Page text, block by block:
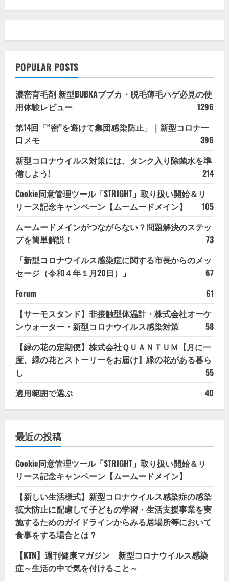
POPULAR POSTS
濃密育毛剤 新型BUBKAブブカ・脱毛薄毛ハゲ必見の使
用体験レビュー
1296
第14回「“密”を避けて集団感染防止」｜新型コロナ一
口メモ
396
新型コロナウイルス対策には、タンク入り除菌水を準
備しよう!
214
Cookie同意管理ツール「STRIGHT」取り扱い開始＆リ
リース記念キャンペーン【ムームードメイン】
105
ムームードメインがつながらない？問題解決のステッ
プを簡単解説！
73
「新型コロナウイルス感染症に関する市長からのメッ
セージ（令和４年１月20日）」
67
Forum
61
【サーモスタンド】非接触型体温計・株式会社オーケ
ンウォーター・新型コロナウイルス感染対策
58
【緑の花の定期便】株式会社ＱＵＡＮＴＵＭ【月に一
度、緑の花とストーリーをお届け】緑の花がある暮ら
し
55
適用範囲で選ぶ
40
最近の投稿
Cookie同意管理ツール「STRIGHT」取り扱い開始＆リ
リース記念キャンペーン【ムームードメイン】
【新しい生活様式】新型コロナウイルス感染症の感染
拡大防止に配慮して子どもの学習・生活支援事業を実
施するためのガイドラインからみる居場所等において
食事をする場合とは？
【KTN】週刊健康マガジン 新型コロナウイルス感染
症～生活の中で気を付けること～